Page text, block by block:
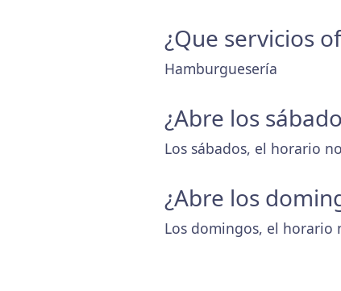
¿Que servicios
Hamburguesería
¿Abre los
Los sábados, el horario
¿Abre los
Los domingos, el horario